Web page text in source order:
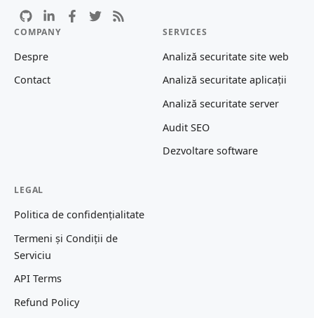
COMPANY
Despre
Contact
SERVICES
Analiză securitate site web
Analiză securitate aplicații
Analiză securitate server
Audit SEO
Dezvoltare software
LEGAL
Politica de confidențialitate
Termeni și Condiții de
Serviciu
API Terms
Refund Policy